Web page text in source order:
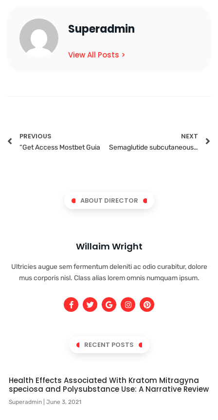
Superadmin
View All Posts >
PREVIOUS
“Get Access Mostbet Guia
NEXT
Semaglutide subcutaneous route Side effects & dosage
ABOUT DIRECTOR
Willaim Wright
Ultricies augue sem fermentum deleniti ac odio curabitur, dolore
mus corporis nisl. Class alias lorem omnis numquam ipsum.
RECENT POSTS
Health Effects Associated With Kratom Mitragyna
speciosa and Polysubstance Use: A Narrative Review
Superadmin June 3, 2021